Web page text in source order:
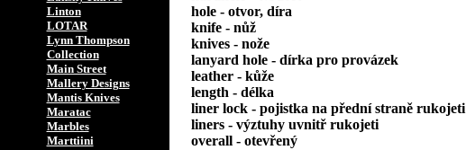
Linton
LOTAR
Lynn Thompson
Collection
Main Street
Mallery Designs
Mantis Knives
Maratac
Marbles
Marttiini
hole - otvor, díra
knife - nůž
knives - nože
lanyard hole - dírka pro provázek
leather - kůže
length - délka
liner lock - pojistka na přední straně rukojeti
liners - výztuhy uvnitř rukojeti
overall - otevřený